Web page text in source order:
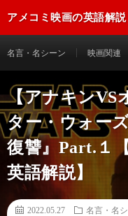
アメコミ映画の英語解
名言・名シーン 映画関連
【アナキンVS
ター・ウォー
復讐』Part.１
英語解説】
2022.05.27
名言・名